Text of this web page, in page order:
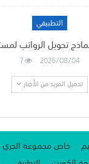
التطبيقي
تحويل الرواتب
2026/08/04
7
تحميل المزيد من الأخبار
خاص مجموعة الجري